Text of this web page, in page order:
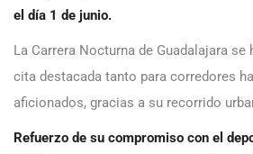
el día 1 de junio.
La Carrera Nocturna de Guadalajara se
cita destacada tanto para corredores
aficionados, gracias a su recorrido
Refuerzo de su compromiso con el